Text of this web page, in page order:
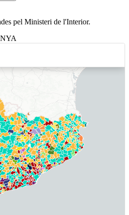
pel Ministeri de l'Interior.